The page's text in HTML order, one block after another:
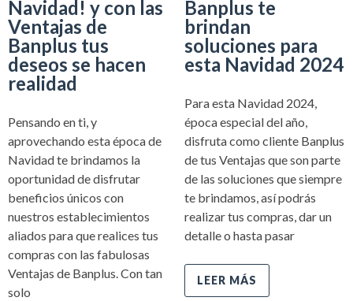
Navidad! y con las
Ventajas de
Banplus tus
deseos se hacen
realidad
Pensando en ti, y
aprovechando esta época de
Navidad te brindamos la
oportunidad de disfrutar
beneficios únicos con
nuestros establecimientos
aliados para que realices tus
compras con las fabulosas
Ventajas de Banplus. Con tan
solo
Banplus te
brindan
soluciones para
esta Navidad 2024
Para esta Navidad 2024,
época especial del año,
disfruta como cliente Banplus
de tus Ventajas que son parte
de las soluciones que siempre
te brindamos, así podrás
realizar tus compras, dar un
detalle o hasta pasar
LEER MÁS